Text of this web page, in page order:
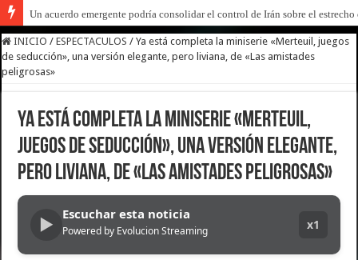
Un acuerdo emergente podría consolidar el control de Irán sobre el estrecho
INICIO / ESPECTACULOS / Ya está completa la miniserie «Merteuil, juegos
de seducción», una versión elegante, pero liviana, de «Las amistades
peligrosas»
Ya está completa la miniserie «Merteuil,
juegos de seducción», una versión elegante,
pero liviana, de «Las amistades peligrosas»
▶ Escuchar esta noticia
Powered by Evolucion Streaming x1